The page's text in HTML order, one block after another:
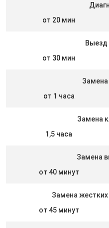
от 20 мин
Выезд
от 30 мин
от 1 часа
Замена
1,5 часа
Замена
от 40 минут
Замена жестких
от 45 минут